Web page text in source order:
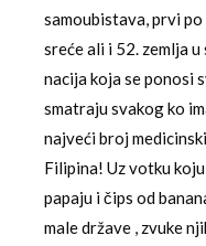
samoubistava, prvi
sreće ali i 52. zemlja
nacija koja se ponosi
smatraju svakog ko
najveći broj
Filipina! Uz votku
papaju i čips od
male države , zvuke